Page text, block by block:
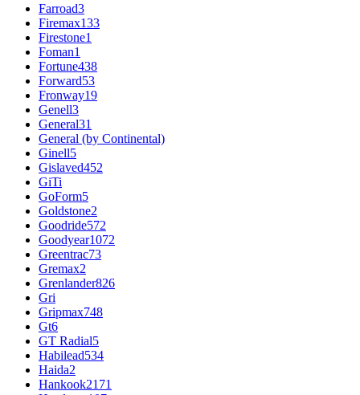
Farroad3
Firemax133
Firestone1
Foman1
Fortune438
Forward53
Fronway19
Genell3
General31
General (by Continental)
Ginell5
Gislaved452
GiTi
GoForm5
Goldstone2
Goodride572
Goodyear1072
Greentrac73
Gremax2
Grenlander826
Gri
Gripmax748
Gt6
GT Radial5
Habilead534
Haida2
Hankook2171